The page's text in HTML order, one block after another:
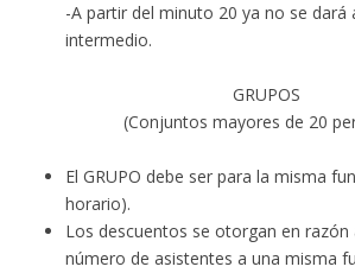
-A partir del minuto 20 ya no se dará
intermedio.
GRUPOS
(Conjuntos mayores de 20
El GRUPO debe ser para la misma
horario).
Los descuentos se otorgan en
número de asistentes a una misma